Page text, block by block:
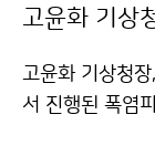
고윤화 기상청
서 진행된 폭염